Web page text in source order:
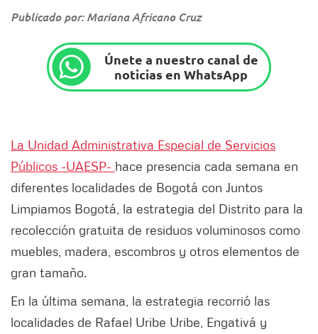
Publicado por: Mariana Africano Cruz
Únete a nuestro canal de
noticias en WhatsApp
La Unidad Administrativa Especial de Servicios
Públicos -UAESP- hace presencia cada semana en
diferentes localidades de Bogotá con Juntos
Limpiamos Bogotá, la estrategia del Distrito para la
recolección gratuita de residuos voluminosos como
muebles, madera, escombros y otros elementos de
gran tamaño.
En la última semana, la estrategia recorrió las
localidades de Rafael Uribe Uribe, Engativá y